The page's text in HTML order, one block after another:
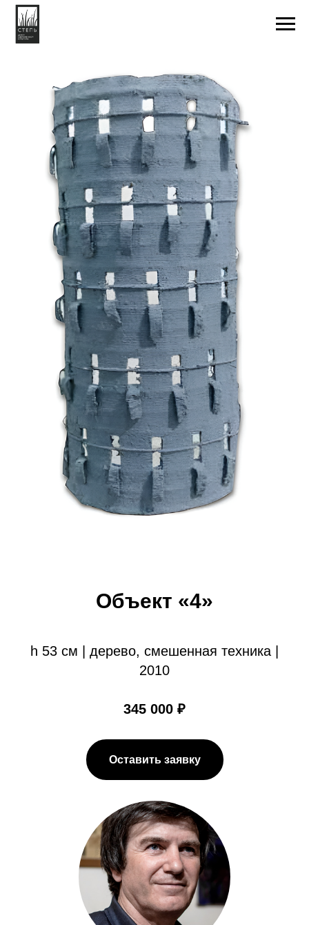
Объект «4»
h 53 см | дерево, смешенная техника |
2010
345 000 ₽
Оставить заявку